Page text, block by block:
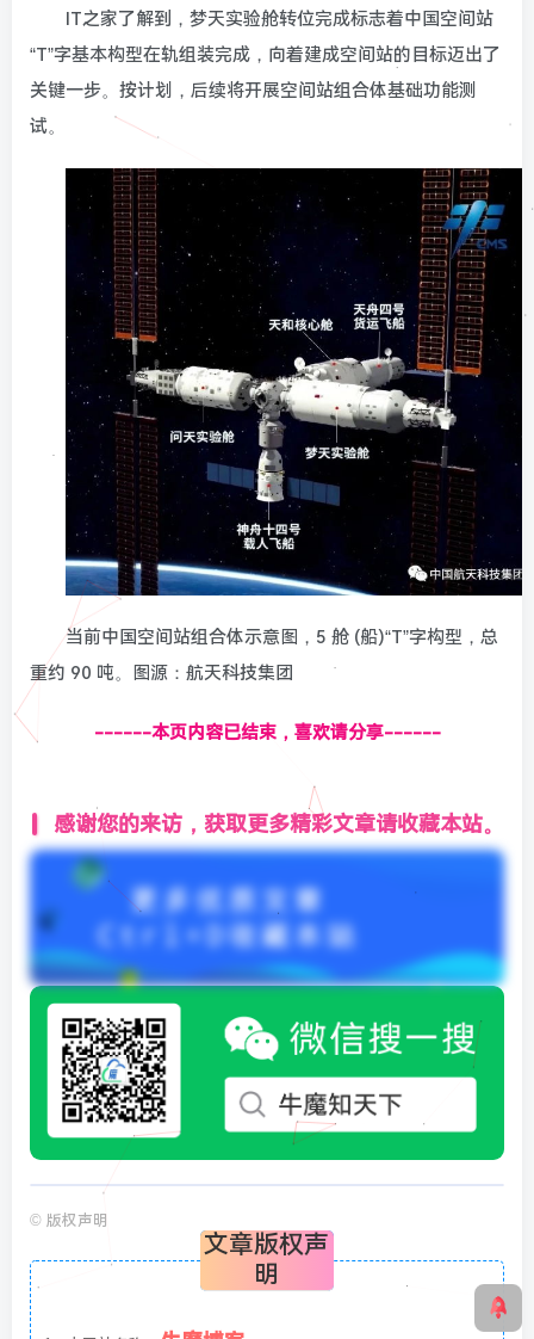
IT之家了解到， 梦天实验舱转位完成标志着中国空间站
“T”字基本构型在轨组装完成 ，向着建成空间站的目标迈出了
关键一步。按计划，后续将开展空间站组合体基础功能测
试。
当前中国空间站组合体示意图，5 舱 (船)“T”字构型，总
重约 90 吨。图源：航天科技集团
------本页内容已结束，喜欢请分享------
感谢您的来访，获取更多精彩文章请收藏本站。
© 版权声明
文章版权声
明